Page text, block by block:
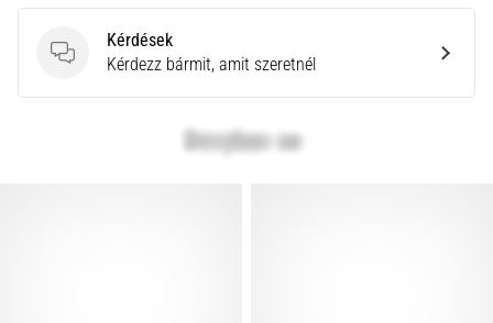
Kérdések
Kérdések
Kérdezz bármit, amit szeretnél